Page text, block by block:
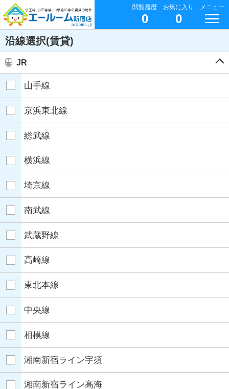
閲覧履歴
0
お気に入り
0
メニュー
沿線選択(賃貸)
JR
山手線
京浜東北線
総武線
横浜線
埼京線
南武線
武蔵野線
高崎線
東北本線
中央線
相模線
湘南新宿ライン宇須
湘南新宿ライン高海